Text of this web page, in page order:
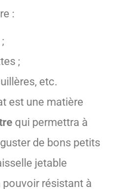
:
;
etc.
est une matière
qui permettra à
de bons petits
jetable
pouvoir résistant à